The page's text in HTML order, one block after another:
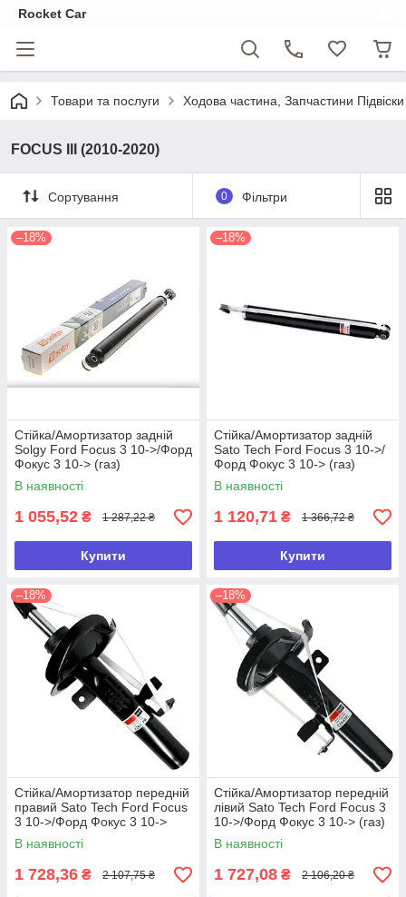
Rocket Car
Товари та послуги Ходова частина, Запчастини
FOCUS III (2010-2020)
Сортування 0 Фільтри
–18%
Стійка/Амортизатор задній
Solgy Ford Focus 3 10->/Форд
Фокус 3 10-> (газ)
В наявності
1 055,52 ₴ 1 287,22 ₴
Купити
–18%
Стійка/Амортизатор задній
Sato Tech Ford Focus 3 10->/
Форд Фокус 3 10-> (газ)
В наявності
1 120,71 ₴ 1 366,72 ₴
Купити
–18%
Стійка/Амортизатор передній
правий Sato Tech Ford Focus
3 10->/Форд Фокус 3 10->
(газ)
В наявності
1 728,36 ₴ 2 107,75 ₴
–18%
Стійка/Амортизатор передній
лівий Sato Tech Ford Focus 3
10->/Форд Фокус 3 10-> (газ)
В наявності
1 727,08 ₴ 2 106,20 ₴